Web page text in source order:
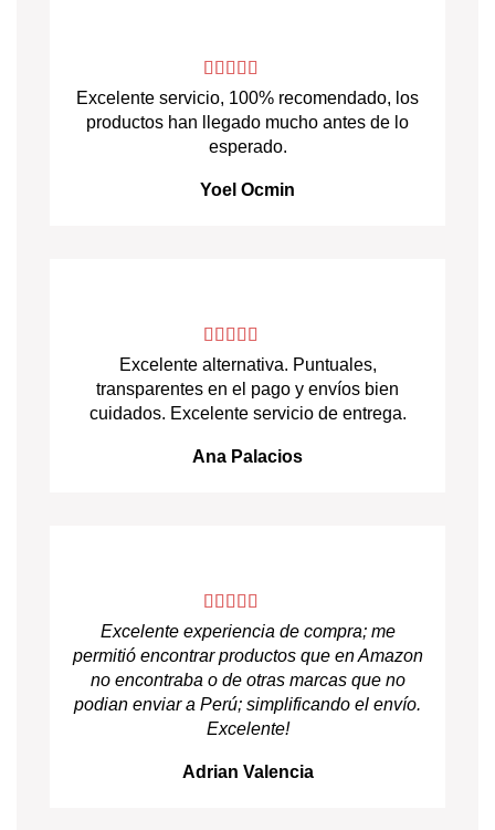
Excelente servicio, 100% recomendado, los
productos han llegado mucho antes de lo
esperado.
Yoel Ocmin
Excelente alternativa. Puntuales,
transparentes en el pago y envíos bien
cuidados. Excelente servicio de entrega.
Ana Palacios
Excelente experiencia de compra; me
permitió encontrar productos que en Amazon
no encontraba o de otras marcas que no
podian enviar a Perú; simplificando el envío.
Excelente!
Adrian Valencia